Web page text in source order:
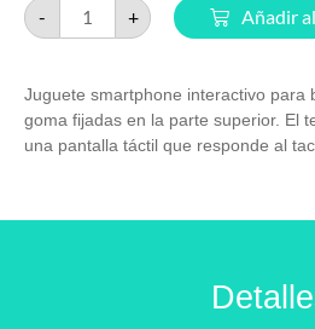
- + Añadir
Juguete smartphone interactivo para
goma fijadas en la parte superior. El
una pantalla táctil que responde al